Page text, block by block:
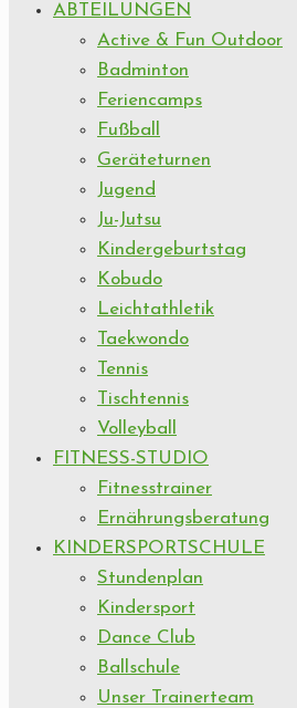
ABTEILUNGEN
Active & Fun Outdoor
Badminton
Feriencamps
Fußball
Geräteturnen
Jugend
Ju-Jutsu
Kindergeburtstag
Kobudo
Leichtathletik
Taekwondo
Tennis
Tischtennis
Volleyball
FITNESS-STUDIO
Fitnesstrainer
Ernährungsberatung
KINDERSPORTSCHULE
Stundenplan
Kindersport
Dance Club
Ballschule
Unser Trainerteam